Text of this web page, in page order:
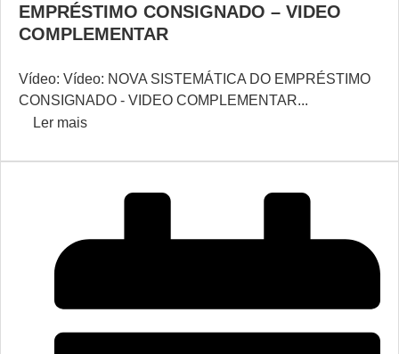
EMPRÉSTIMO CONSIGNADO – VIDEO
COMPLEMENTAR
Vídeo: Vídeo: NOVA SISTEMÁTICA DO EMPRÉSTIMO
CONSIGNADO - VIDEO COMPLEMENTAR...
Ler mais